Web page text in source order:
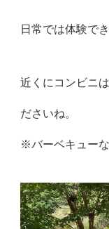
日常では体験で
近くにコンビニ
ださいね。
※バーベキュー